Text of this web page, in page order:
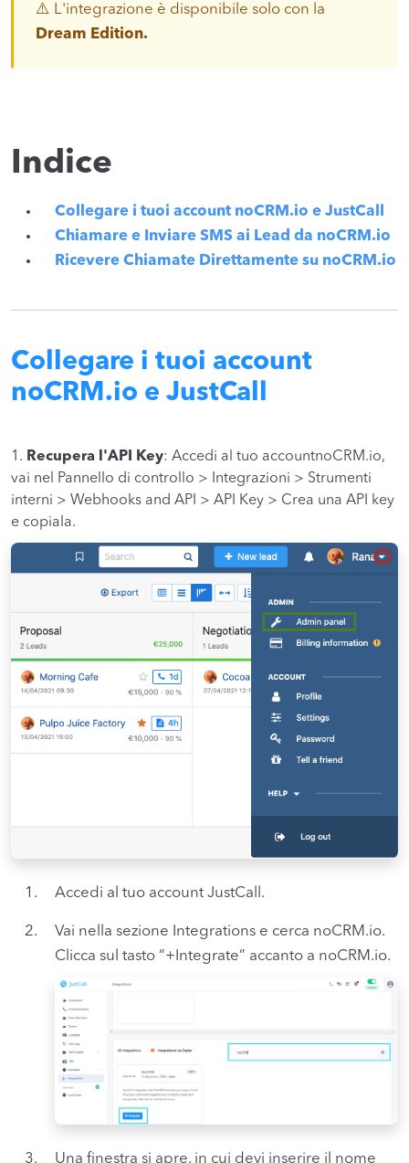
⚠️ L'integrazione è disponibile solo con la
Dream Edition.
Indice
Collegare i tuoi account noCRM.io e JustCall
Chiamare e Inviare SMS ai Lead da noCRM.io
Ricevere Chiamate Direttamente su noCRM.io
Collegare i tuoi account
noCRM.io e JustCall
1. Recupera l'API Key: Accedi al tuo accountnoCRM.io,
vai nel Pannello di controllo > Integrazioni > Strumenti
interni > Webhooks and API > API Key > Crea una API key
e copiala.
Accedi al tuo account JustCall.
Vai nella sezione Integrations e cerca noCRM.io.
Clicca sul tasto “+Integrate” accanto a noCRM.io.
Una finestra si apre, in cui devi inserire il nome